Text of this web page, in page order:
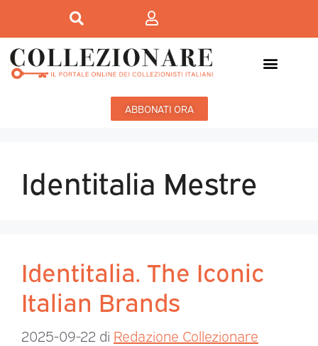
ABBONATI ORA
Identitalia Mestre
Identitalia. The Iconic
Italian Brands
2025-09-22 di Redazione Collezionare